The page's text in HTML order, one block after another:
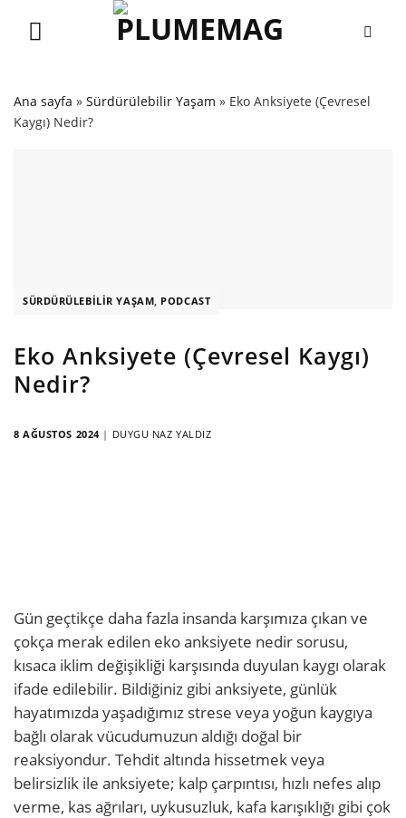
Ana sayfa » Sürdürülebilir Yaşam » Eko Anksiyete (Çevresel
Kaygı) Nedir?
SÜRDÜRÜLEBILIR YAŞAM PODCAST
Eko Anksiyete (Çevresel Kaygı)
Nedir?
8 AĞUSTOS 2024| DUYGU NAZ YALDIZ
Gün geçtikçe daha fazla insanda karşımıza çıkan ve
çokça merak edilen eko anksiyete nedir sorusu,
kısaca iklim değişikliği karşısında duyulan kaygı olarak
ifade edilebilir. Bildiğiniz gibi anksiyete, günlük
hayatımızda yaşadığımız strese veya yoğun kaygıya
bağlı olarak vücudumuzun aldığı doğal bir
reaksiyondur. Tehdit altında hissetmek veya
belirsizlik ile anksiyete; kalp çarpıntısı, hızlı nefes alıp
verme, kas ağrıları, uykusuzluk, kafa karışıklığı gibi çok